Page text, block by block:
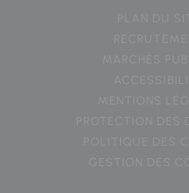
PLAN DU
MARCHÉS
MENTIONS